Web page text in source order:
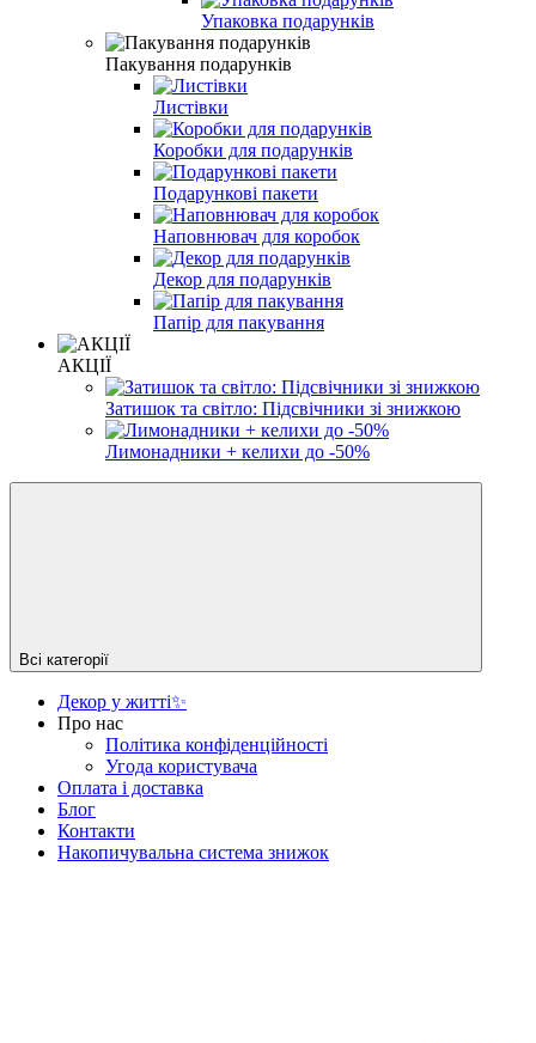
Упаковка подарунків
Пакування подарунків
Листівки
Коробки для подарунків
Подарункові пакети
Наповнювач для коробок
Декор для подарунків
Папір для пакування
АКЦІЇ
Затишок та світло: Підсвічники зі знижкою
Лимонадники + келихи до -50%
Всі категорії
Декор у житті✨
Про нас
Політика конфіденційності
Угода користувача
Оплата і доставка
Блог
Контакти
Накопичувальна система знижок